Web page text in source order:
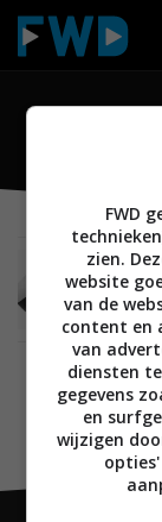
2
FWD
zien.
website
van de
content en
van
diensten
gegevens
en
wijzigen